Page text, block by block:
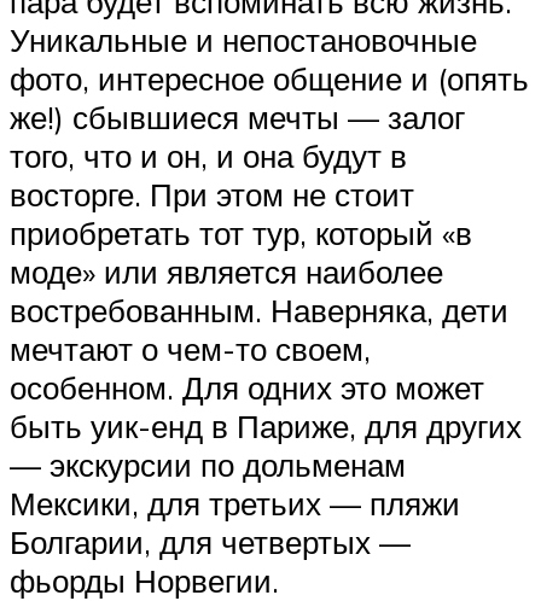
Уникальные и непостановочные
фото, интересное общение и (опять
же!) сбывшиеся мечты — залог
того, что и он, и она будут в
восторге. При этом не стоит
приобретать тот тур, который «в
моде» или является наиболее
востребованным. Наверняка, дети
мечтают о чем-то своем,
особенном. Для одних это может
быть уик-енд в Париже, для других
— экскурсии по дольменам
Мексики, для третьих — пляжи
Болгарии, для четвертых —
фьорды Норвегии.